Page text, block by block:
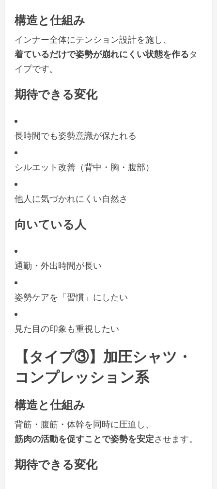
構造と仕組み
インナー全体にテンション設計を施し、
着ているだけで姿勢が崩れにくい状態を作るタ
イプです。
期待できる変化
長時間でも姿勢意識が保たれる
シルエット改善（背中・胸・腹部）
他人に気づかれにくい自然さ
向いている人
通勤・外出時間が長い
姿勢ケアを「習慣」にしたい
見た目の印象も重視したい
【タイプ③】加圧シャツ・
コンプレッション系
構造と仕組み
背筋・腹筋・体幹を同時に圧迫し、
筋肉の活動を促すことで姿勢を安定させます。
期待できる変化